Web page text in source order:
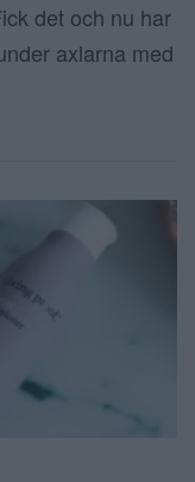
det och nu har
axlarna med